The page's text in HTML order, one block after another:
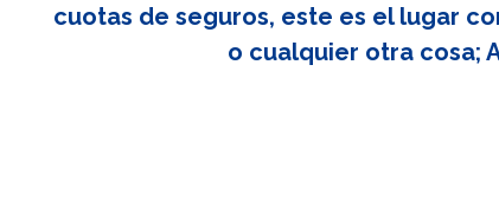
cuotas de seguros, este es el lugar
o cualquier otra cosa;